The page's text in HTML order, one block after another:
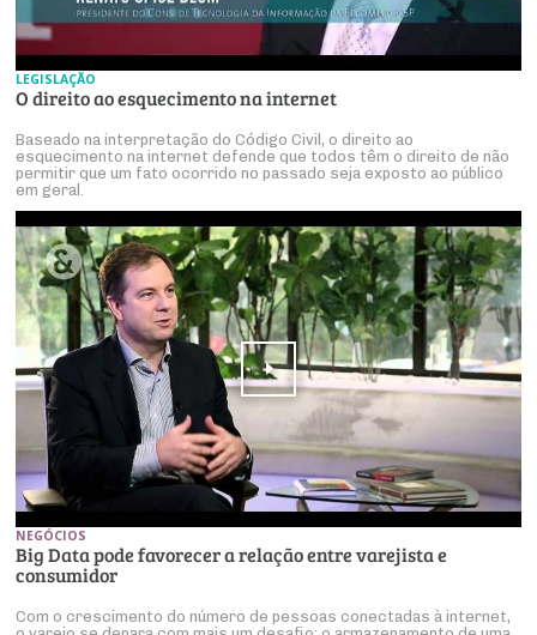
LEGISLAÇÃO
O direito ao esquecimento na internet
Baseado na interpretação do Código Civil, o direito ao
esquecimento na internet defende que todos têm o direito de não
permitir que um fato ocorrido no passado seja exposto ao público
em geral.
NEGÓCIOS
Big Data pode favorecer a relação entre varejista e
consumidor
Com o crescimento do número de pessoas conectadas à internet,